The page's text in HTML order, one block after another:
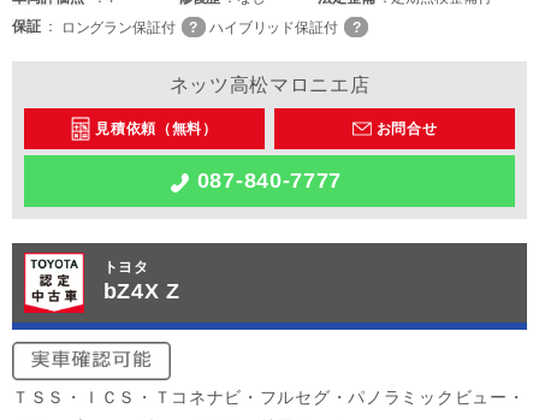
保証
ロングラン保証付 ハイブリッド保証付
ネッツ高松マロニエ店
見積依頼（無料） お問合せ
087-840-7777
トヨタ
bZ4X Z
ＴＳＳ・ＩＣＳ・Ｔコネナビ・フルセグ・パノラミックビュー・